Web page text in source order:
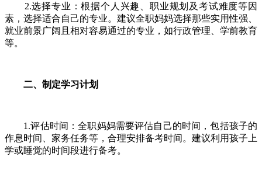
2.选择专业：根据个人兴趣、职业规划及考试难度等因
素，选择适合自己的专业。建议全职妈妈选择那些实用性强、
就业前景广阔且相对容易通过的专业，如行政管理、学前教育
等。
二、制定学习计划
1.评估时间：全职妈妈需要评估自己的时间，包括孩子的
作息时间、家务任务等，合理安排备考时间。建议利用孩子上
学或睡觉的时间段进行备考。